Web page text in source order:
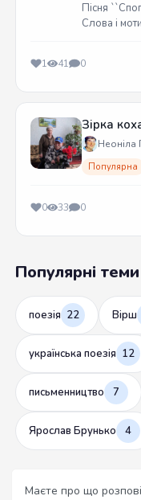
Пісня
Слова і
1 41 0
Зірка
Неоніла
Популярна
0 33 0
Популярні теми
поезія 22 Вірш
українська поезія 12
письменництво 7
Ярослав Брунько 4
Маєте про що